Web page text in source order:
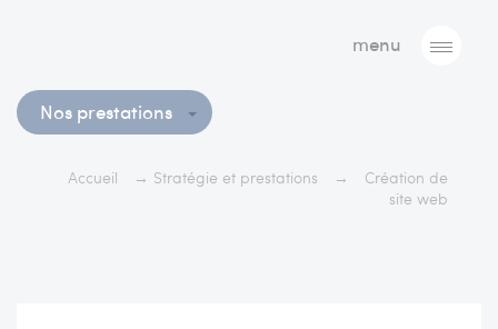
Nos prestations
menu
Accueil → Stratégie et prestations →
Création de
site web